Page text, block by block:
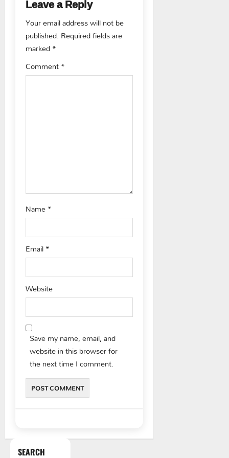
v
i
g
a
Leave a Reply
Your email address will not be
published. Required fields are
marked*
Comment*
Name*
Email*
Website
Save my name, email, and
website in this browser for
the next time I comment.
SEARCH